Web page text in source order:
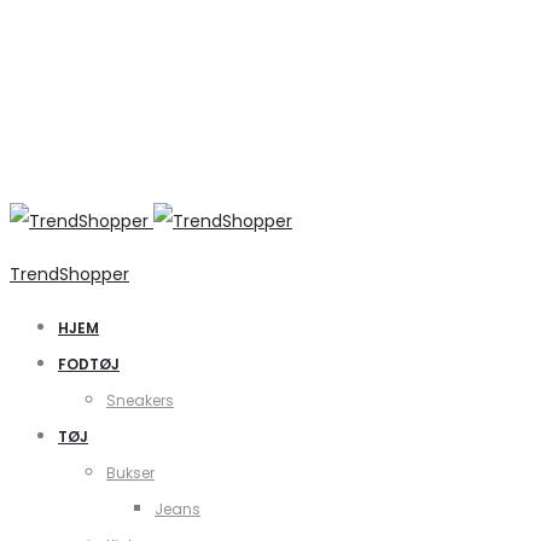
TrendShopper
HJEM
FODTØJ
Sneakers
TØJ
Bukser
Jeans